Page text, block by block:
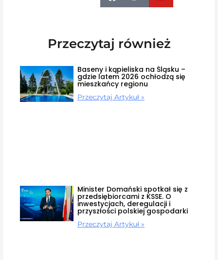
Przeczytaj również
Baseny i kąpieliska na Śląsku –
gdzie latem 2026 ochłodzą się
mieszkańcy regionu
Przeczytaj Artykuł »
Minister Domański spotkał się z
przedsiębiorcami z KSSE. O
inwestycjach, deregulacji i
przyszłości polskiej gospodarki
Przeczytaj Artykuł »